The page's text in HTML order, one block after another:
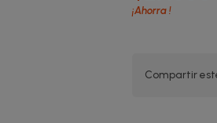
¡Ahorra!
Compartir